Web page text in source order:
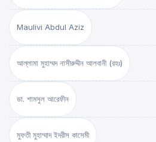
Maulivi Abdul Aziz
আল্লামা মুহাম্মদ নাসীরুদ্দীন আলবানী (রহঃ)
ডা. শামসুল আরেফীন
মুফতী মুহাম্মাদ ইদরীস কাসেমী